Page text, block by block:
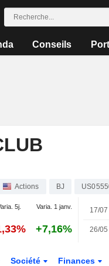
Conseils
Actions BJ
5j. Varia. 1 janv.
+7,16%
17/07
26/05
Société Finances